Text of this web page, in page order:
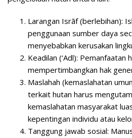
Larangan Isrāf (berlebihan):
penggunaan sumber daya
menyebabkan kerusakan
Keadilan (‘Adl): Pemanfaatan
mempertimbangkan hak
Maslahah (kemaslahatan
terkait hutan harus
kemaslahatan masyarakat
kepentingan individu atau
Tanggung jawab sosial: